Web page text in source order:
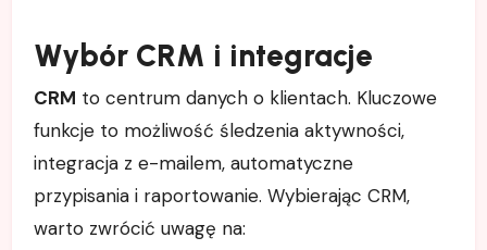
Wybór CRM i integracje
CRM to centrum danych o klientach. Kluczowe
funkcje to możliwość śledzenia aktywności,
integracja z e-mailem, automatyczne
przypisania i raportowanie. Wybierając CRM,
warto zwrócić uwagę na: